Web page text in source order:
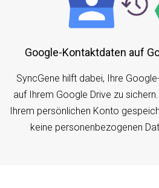
Google-Kontaktdaten auf
SyncGene hilft dabei, Ihre
auf Ihrem Google Drive zu
Ihrem persönlichen Konto
keine personenbezogenen